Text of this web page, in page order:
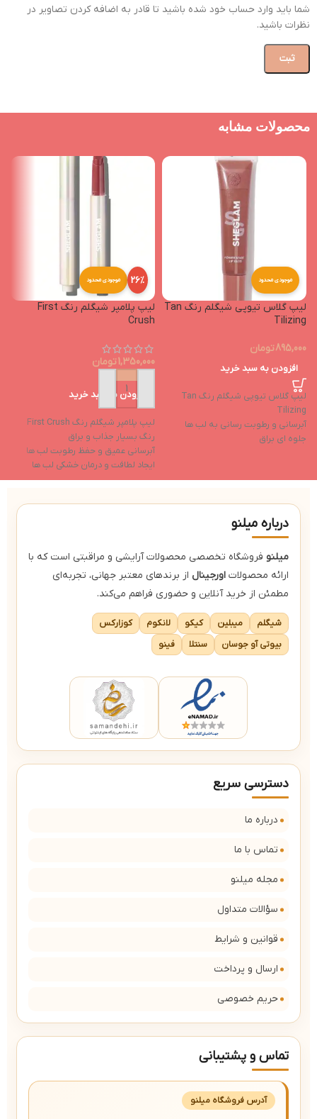
شما باید وارد حساب خود شده باشید تا قادر به اضافه کردن تصاویر در
نظرات باشید.
محصولات مشابه
موجودی محدود
لیپ گلاس تیوپی شیگلم رنگ Tan
Tilizing
895,000تومان
افزودن به سبد خرید
لیپ گلاس تیوپی شیگلم رنگ Tan
Tilizing
آبرسانی و رطوبت رسانی به لب ها
جلوه ای براق
موجودی محدود 26%
لیپ پلامپر شیگلم رنگ First
Crush
1,350,000تومان
افزودن به سبد خرید
لیپ پلامپر شیگلم رنگ First Crush
رنگ بسیار جذاب و براق
آبرسانی عمیق و حفظ رطوبت لب ها
ایجاد لطافت و درمان خشکی لب ها
حاوی روغن نارگیل و روغن هسته
حاوی ویتامین e و ویتامین f
درباره میلنو
میلنو فروشگاه تخصصی محصولات آرایشی و مراقبتی است که با
ارائه محصولات اورجینال از برندهای معتبر جهانی، تجربه‌ای
مطمئن از خرید آنلاین و حضوری فراهم می‌کند.
شیگلم میبلین کیکو لانکوم
کوزارکس
بیوتی آو جوسان
سنتلا فینو
دسترسی سریع
درباره ما
تماس با ما
مجله میلنو
سؤالات متداول
قوانین و شرایط
ارسال و پرداخت
حریم خصوصی
تماس و پشتیبانی
آدرس فروشگاه میلنو